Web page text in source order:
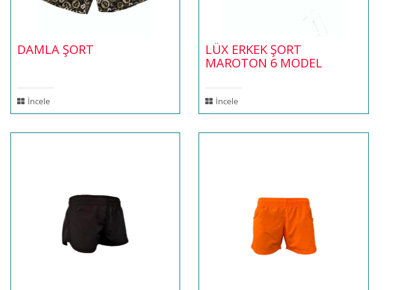
DAMLA ŞORT
İncele
LÜX ERKEK ŞORT
MAROTON 6 MODEL
İncele